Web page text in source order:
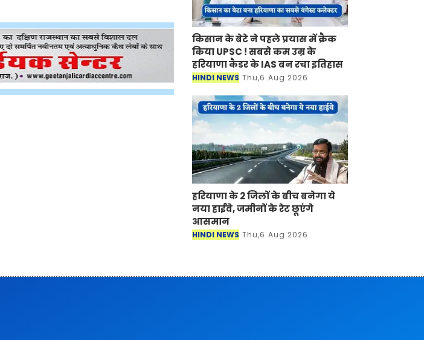
किसान के बेटे ने पहले प्रयास में क्रैक
किया UPSC ! सबसे कम उम्र के
हरियाणा कैडर के IAS बन रचा इतिहास
HINDI NEWS Thu,6 Aug 2026
हरियाणा के 2 जिलों के बीच बनेगा ये
नया हाईवे, जमीनों के रेट छूएंगे
आसमान
HINDI NEWS Thu,6 Aug 2026